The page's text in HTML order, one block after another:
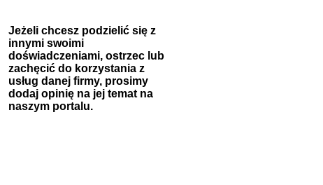
Jeżeli chcesz podzielić się z
innymi swoimi
doświadczeniami, ostrzec lub
zachęcić do korzystania z
usług danej firmy, prosimy
dodaj opinię na jej temat na
naszym portalu.